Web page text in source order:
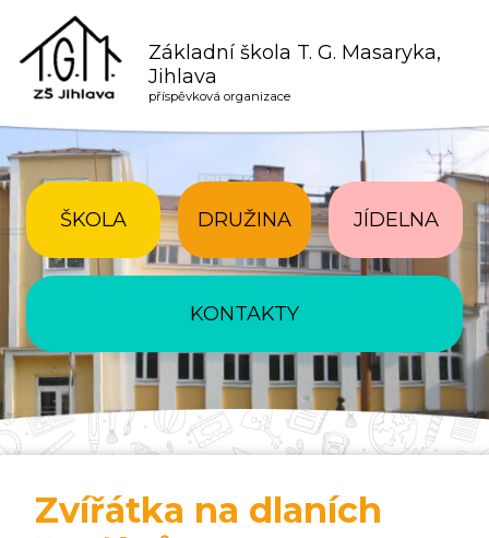
Základní škola T. G. Masaryka,
Jihlava
příspěvková organizace
ŠKOLA DRUŽINA JÍDELNA
KONTAKTY
Zvířátka na dlaních